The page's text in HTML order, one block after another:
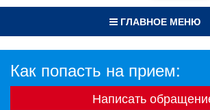
ГЛАВНОЕ МЕНЮ
Как попасть на прием:
Написать